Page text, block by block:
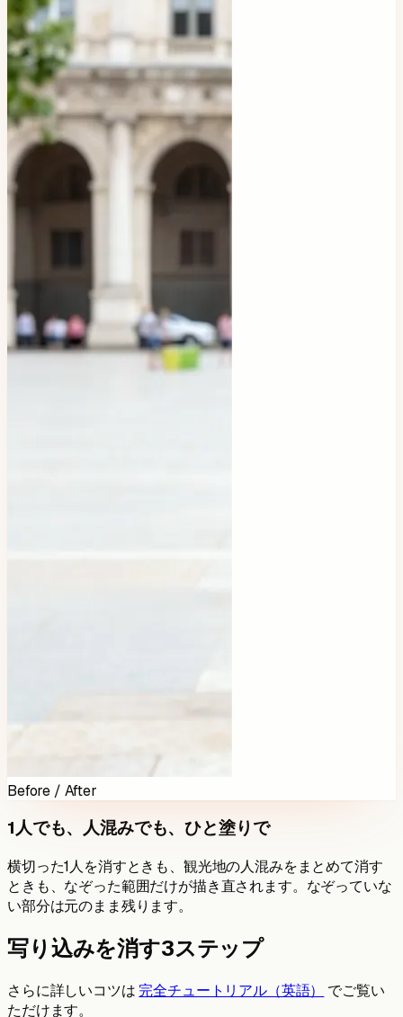
Before / After
1人でも、人混みでも、ひと塗りで
横切った1人を消すときも、観光地の人混みをまとめて消す
ときも、なぞった範囲だけが描き直されます。なぞっていな
い部分は元のまま残ります。
写り込みを消す3ステップ
さらに詳しいコツは 完全チュートリアル（英語）
でご覧い
ただけます。